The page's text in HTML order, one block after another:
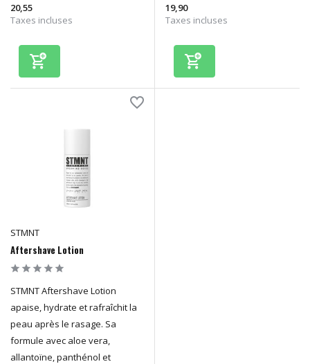
20,55
Taxes incluses
19,90
Taxes incluses
STMNT
Aftershave Lotion
STMNT Aftershave Lotion
apaise, hydrate et rafraîchit la
peau après le rasage. Sa
formule avec aloe vera,
allantoïne, panthénol et